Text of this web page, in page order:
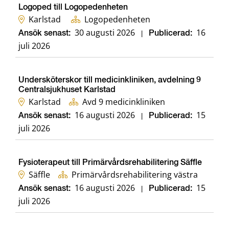
Logoped till Logopedenheten
Karlstad Logopedenheten
Ansök senast: 30 augusti 2026 Publicerad: 16
juli 2026
Undersköterskor till medicinkliniken, avdelning 9
Centralsjukhuset Karlstad
Karlstad Avd 9 medicinkliniken
Ansök senast: 16 augusti 2026 Publicerad: 15
juli 2026
Fysioterapeut till Primärvårdsrehabilitering Säffle
Säffle Primärvårdsrehabilitering västra
Ansök senast: 16 augusti 2026 Publicerad: 15
juli 2026